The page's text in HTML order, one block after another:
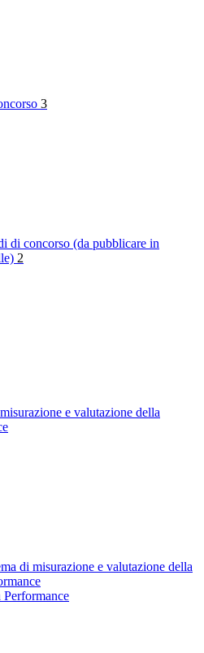
3
di concorso (da pubblicare in
2
e valutazione della
di misurazione e valutazione della
Performance